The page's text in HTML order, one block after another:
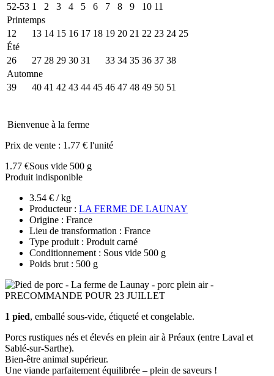
52-53 1 2 3 4 5 6 7 8 9 10 11
Printemps
12
13 14 15 16 17 18 19 20 21 22 23 24 25
Été
26
27 28 29 30 31 33 34 35 36 37 38
Automne
39
40 41 42 43 44 45 46 47 48 49 50 51
Bienvenue à la ferme
Prix de vente : 1.77 € l'unité
1.77 €Sous vide 500 g
Produit indisponible
3.54 € / kg
Producteur : LA FERME DE LAUNAY
Origine : France
Lieu de transformation : France
Type produit : Produit carné
Conditionnement : Sous vide 500 g
Poids brut : 500 g
1 pied, emballé sous-vide, étiqueté et congelable.
Porcs rustiques nés et élevés en plein air à Préaux (entre Laval et
Sablé-sur-Sarthe).
Bien-être animal supérieur.
Une viande parfaitement équilibrée – plein de saveurs !